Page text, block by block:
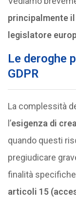
principalmente
legislatore
Le deroghe
GDPR
La complessità
l’esigenza di
quando questi
pregiudicare
finalità
articoli 15